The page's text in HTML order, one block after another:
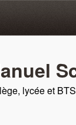
lycée et